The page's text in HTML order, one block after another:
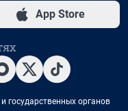
App Store
государственных органов